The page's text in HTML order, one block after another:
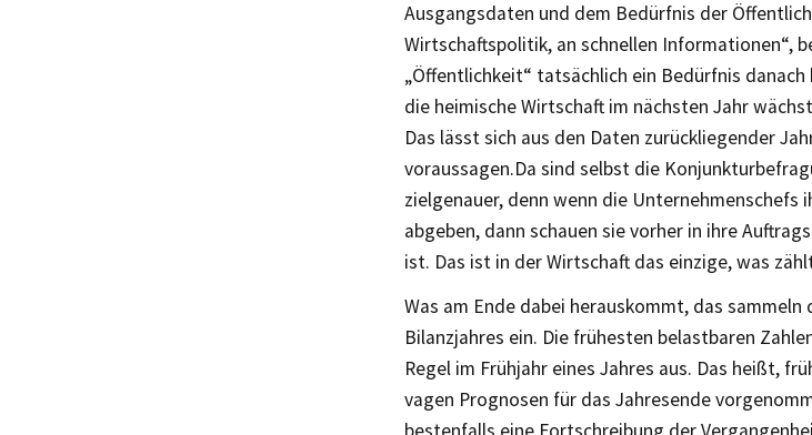
Ausgangsdaten und dem Bedürfnis der
Wirtschaftspolitik, an schnellen Informationen“,
„Öffentlichkeit“ tatsächlich ein Bedürfnis
die heimische Wirtschaft im nächsten Jahr
Das lässt sich aus den Daten zurückliegender
voraussagen.Da sind selbst die
zielgenauer, denn wenn die Unternehmenschefs
abgeben, dann schauen sie vorher in ihre
ist. Das ist in der Wirtschaft das einzige, was
Was am Ende dabei herauskommt, das
Bilanzjahres ein. Die frühesten belastbaren
Regel im Frühjahr eines Jahres aus. Das heißt,
vagen Prognosen für das Jahresende